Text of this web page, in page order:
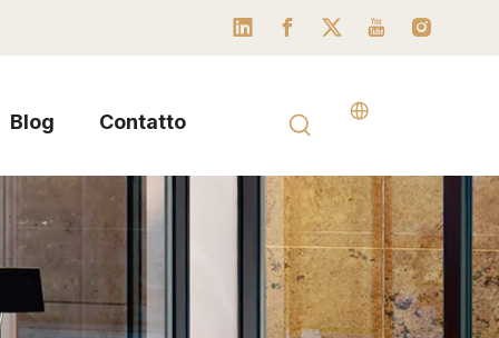
Blog Contatto